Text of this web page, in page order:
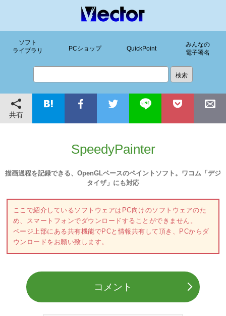
ソフト
ライブラリ
PCショップ QuickPoint
みんなの
電子署名
共有
SpeedyPainter
描画過程を記録できる、OpenGLベースのペイントソフト。ワコム「デジ
タイザ」にも対応
ここで紹介しているソフトウェアはPC向けのソフトウェアのた
め、スマートフォンでダウンロードすることができません。
ページ上部にある共有機能でPCと情報共有して頂き、PCからダ
ウンロードをお願い致します。
コメント